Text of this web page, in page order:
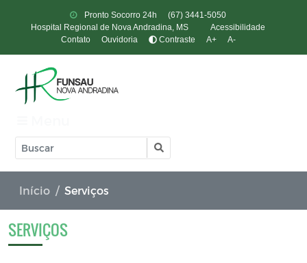
Pronto Socorro 24h
(67) 3441-5050
Hospital Regional de Nova Andradina, MS
Acessibilidade
Contato
Ouvidoria Contraste A+ A-
Início Serviços
SERVIÇOS